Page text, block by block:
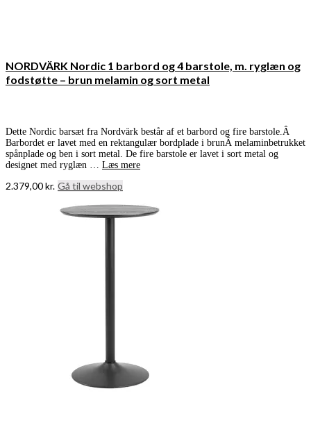
NORDVÄRK Nordic 1 barbord og 4 barstole, m. ryglæn og
fodstøtte – brun melamin og sort metal
Dette Nordic barsæt fra Nordvärk består af et barbord og fire barstole.Â
Barbordet er lavet med en rektangulær bordplade i brunÂ melaminbetrukket
spånplade og ben i sort metal. De fire barstole er lavet i sort metal og
designet med ryglæn … Læs mere
2.379,00kr. Gå til webshop